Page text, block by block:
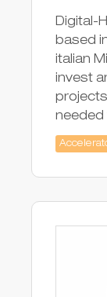
Digital-
based
italian
invest
needed